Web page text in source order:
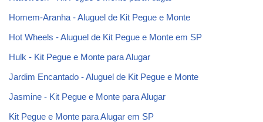
Homem-Aranha - Aluguel de Kit Pegue e Monte
Hot Wheels - Aluguel de Kit Pegue e Monte em SP
Hulk - Kit Pegue e Monte para Alugar
Jardim Encantado - Aluguel de Kit Pegue e Monte
Jasmine - Kit Pegue e Monte para Alugar
Kit Pegue e Monte para Alugar em SP